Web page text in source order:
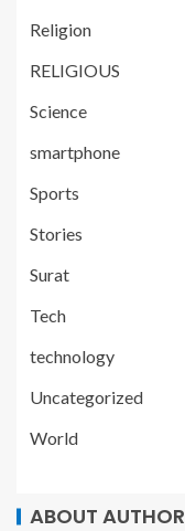
Religion
RELIGIOUS
Science
smartphone
Sports
Stories
Surat
Tech
technology
Uncategorized
World
ABOUT AUTHOR